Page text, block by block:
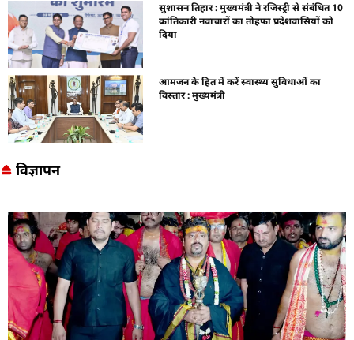
सुशासन तिहार : मुख्यमंत्री ने रजिस्ट्री से संबंधित 10
क्रांतिकारी नवाचारों का तोहफा प्रदेशवासियों को
दिया
आमजन के हित में करें स्वास्थ्य सुविधाओं का
विस्तार : मुख्यमंत्री
विज्ञापन